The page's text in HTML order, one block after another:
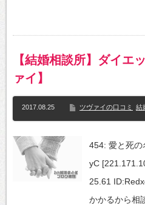
【結婚相談所】ダイエ
ァイ】
2017.08.25 ツヴァイの口コミ 結
454: 愛と死の
yC
25.61
かかるから相